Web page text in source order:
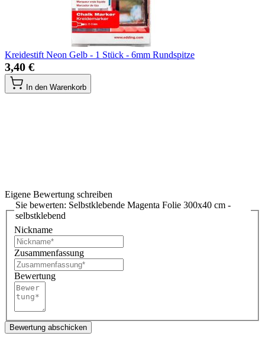
Kreidestift Neon Gelb - 1 Stück - 6mm Rundspitze
3,40 €
In den Warenkorb
Eigene Bewertung schreiben
Sie bewerten: Selbstklebende Magenta Folie 300x40 cm -
selbstklebend
Nickname
Zusammenfassung
Bewertung
Bewertung abschicken